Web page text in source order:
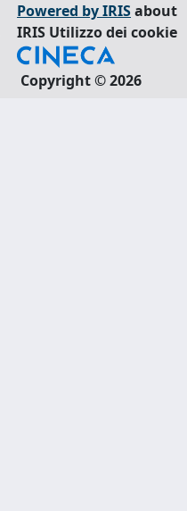
Powered by IRISabout
IRIS Utilizzo dei cookie
Copyright © 2026